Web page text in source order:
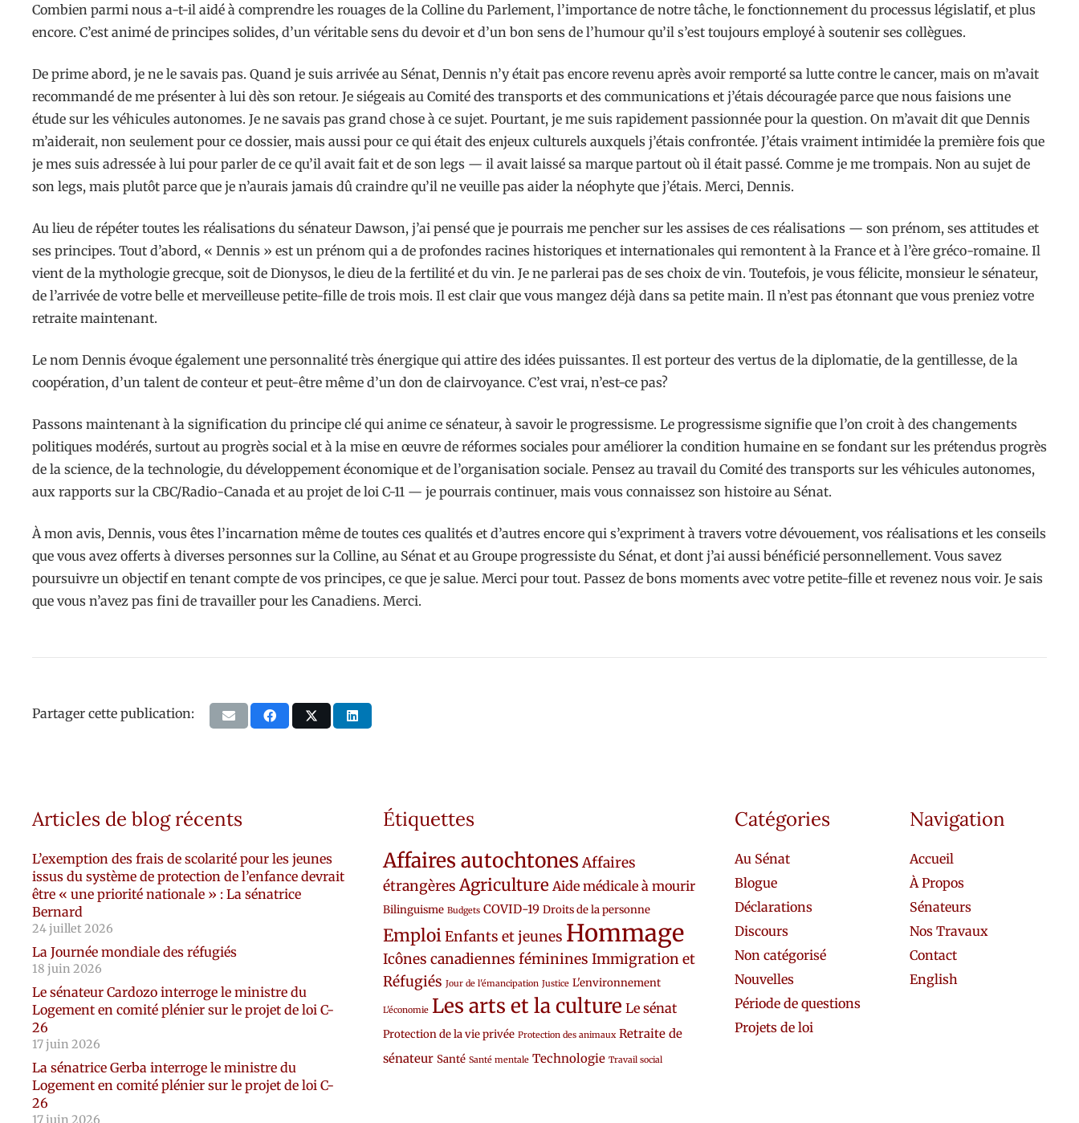
Combien parmi nous a-t-il aidé à comprendre les rouages de la Colline du Parlement, l’importance de notre tâche, le fonctionnement du processus législatif, et plus
encore. C’est animé de principes solides, d’un véritable sens du devoir et d’un bon sens de l’humour qu’il s’est toujours employé à soutenir ses collègues.
De prime abord, je ne le savais pas. Quand je suis arrivée au Sénat, Dennis n’y était pas encore revenu après avoir remporté sa lutte contre le cancer, mais on m’avait
recommandé de me présenter à lui dès son retour. Je siégeais au Comité des transports et des communications et j’étais découragée parce que nous faisions une
étude sur les véhicules autonomes. Je ne savais pas grand chose à ce sujet. Pourtant, je me suis rapidement passionnée pour la question. On m’avait dit que Dennis
m’aiderait, non seulement pour ce dossier, mais aussi pour ce qui était des enjeux culturels auxquels j’étais confrontée. J’étais vraiment intimidée la première fois que
je mes suis adressée à lui pour parler de ce qu’il avait fait et de son legs — il avait laissé sa marque partout où il était passé. Comme je me trompais. Non au sujet de
son legs, mais plutôt parce que je n’aurais jamais dû craindre qu’il ne veuille pas aider la néophyte que j’étais. Merci, Dennis.
Au lieu de répéter toutes les réalisations du sénateur Dawson, j’ai pensé que je pourrais me pencher sur les assises de ces réalisations — son prénom, ses attitudes et
ses principes. Tout d’abord, « Dennis » est un prénom qui a de profondes racines historiques et internationales qui remontent à la France et à l’ère gréco-romaine. Il
vient de la mythologie grecque, soit de Dionysos, le dieu de la fertilité et du vin. Je ne parlerai pas de ses choix de vin. Toutefois, je vous félicite, monsieur le sénateur,
de l’arrivée de votre belle et merveilleuse petite-fille de trois mois. Il est clair que vous mangez déjà dans sa petite main. Il n’est pas étonnant que vous preniez votre
retraite maintenant.
Le nom Dennis évoque également une personnalité très énergique qui attire des idées puissantes. Il est porteur des vertus de la diplomatie, de la gentillesse, de la
coopération, d’un talent de conteur et peut-être même d’un don de clairvoyance. C’est vrai, n’est-ce pas?
Passons maintenant à la signification du principe clé qui anime ce sénateur, à savoir le progressisme. Le progressisme signifie que l’on croit à des changements
politiques modérés, surtout au progrès social et à la mise en œuvre de réformes sociales pour améliorer la condition humaine en se fondant sur les prétendus progrès
de la science, de la technologie, du développement économique et de l’organisation sociale. Pensez au travail du Comité des transports sur les véhicules autonomes,
aux rapports sur la CBC/Radio-Canada et au projet de loi C-11 — je pourrais continuer, mais vous connaissez son histoire au Sénat.
À mon avis, Dennis, vous êtes l’incarnation même de toutes ces qualités et d’autres encore qui s’expriment à travers votre dévouement, vos réalisations et les conseils
que vous avez offerts à diverses personnes sur la Colline, au Sénat et au Groupe progressiste du Sénat, et dont j’ai aussi bénéficié personnellement. Vous savez
poursuivre un objectif en tenant compte de vos principes, ce que je salue. Merci pour tout. Passez de bons moments avec votre petite-fille et revenez nous voir. Je sais
que vous n’avez pas fini de travailler pour les Canadiens. Merci.
Partager cette publication:
Articles de blog récents
L’exemption des frais de scolarité pour les jeunes
issus du système de protection de l’enfance devrait
être « une priorité nationale » : La sénatrice
Bernard
24 juillet 2026
La Journée mondiale des réfugiés
18 juin 2026
Le sénateur Cardozo interroge le ministre du
Logement en comité plénier sur le projet de loi C-
26
17 juin 2026
La sénatrice Gerba interroge le ministre du
Logement en comité plénier sur le projet de loi C-
26
17 juin 2026
Étiquettes
Affaires autochtones Affaires
étrangères Agriculture Aide médicale à mourir
Bilinguisme Budgets COVID-19 Droits de la personne
EmploiEnfants et jeunes Hommage
Icônes canadiennes féminines Immigration et
Réfugiés Jour de l'émancipation Justice L'environnement
L'économie Les arts et la culture Le sénat
Protection de la vie privée Protection des animaux Retraite de
sénateur Santé Santé mentale Technologie Travail social
Catégories
Au Sénat
Blogue
Déclarations
Discours
Non catégorisé
Nouvelles
Période de questions
Projets de loi
Navigation
Accueil
À Propos
Sénateurs
Nos Travaux
Contact
English